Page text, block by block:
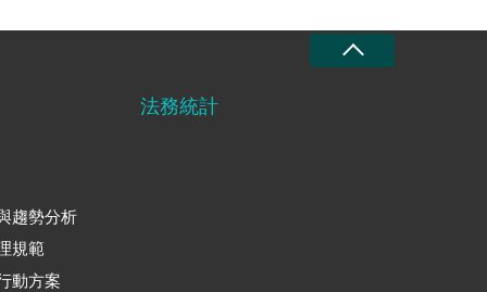
趨勢分析
規範
動方案
法務統計